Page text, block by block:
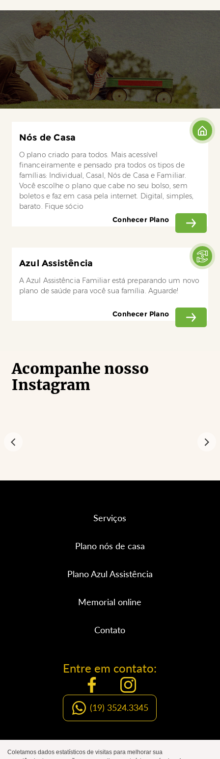
Nós de Casa
O plano criado para todos. Mais acessível
financeiramente e pensado pra todos os tipos de
famílias: Individual, Casal, Nós de Casa e Familiar.
Você escolhe o plano que cabe no seu bolso, sem
boletos e faz em casa pela internet. Digital, simples,
barato. Fique sócio
Conhecer Plano
Azul Assistência
A Azul Assistência Familiar está preparando um novo
plano de saúde para você sua família. Aguarde!
Conhecer Plano
Acompanhe nosso
Instagram
Organização Social de Luto
Serviços
Plano nós de casa
Plano Azul Assistência
Memorial online
Contato
Entre em contato:
(19) 3524.3345
Coletamos dados estatísticos de visitas para melhorar sua